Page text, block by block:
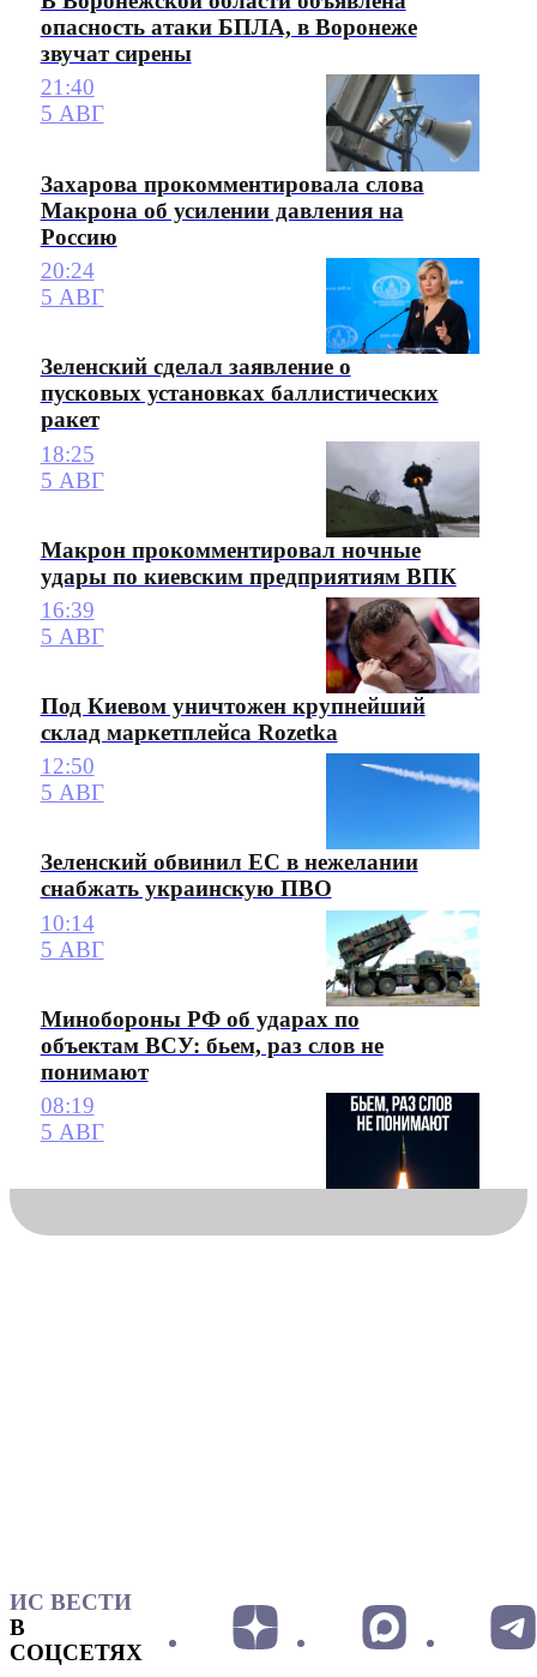
опасность атаки БПЛА, в Воронеже
звучат сирены
21:40
5 АВГ
Захарова прокомментировала слова
Макрона об усилении давления на
Россию
20:24
5 АВГ
Зеленский сделал заявление о
пусковых установках баллистических
ракет
18:25
5 АВГ
Макрон прокомментировал ночные
удары по киевским предприятиям ВПК
16:39
5 АВГ
Под Киевом уничтожен крупнейший
склад маркетплейса Rozetka
12:50
5 АВГ
Зеленский обвинил ЕС в нежелании
снабжать украинскую ПВО
10:14
5 АВГ
Минобороны РФ об ударах по
объектам ВСУ: бьем, раз слов не
понимают
08:19
5 АВГ
ИС ВЕСТИ
В
СОЦСЕТЯХ